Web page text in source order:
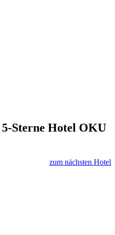
Sterne Hotel OKU
zum nächsten Hotel